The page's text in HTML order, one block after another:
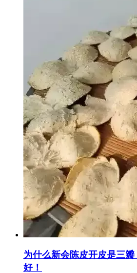
为什么新会陈皮开皮是三
好！